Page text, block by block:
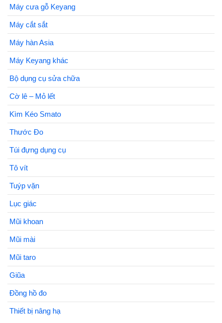
Máy cưa gỗ Keyang
Máy cắt sắt
Máy hàn Asia
Máy Keyang khác
Bộ dụng cụ sửa chữa
Cờ lê – Mỏ lết
Kìm Kéo Smato
Thước Đo
Túi đựng dụng cụ
Tô vít
Tuýp vặn
Lục giác
Mũi khoan
Mũi mài
Mũi taro
Giũa
Đồng hồ đo
Thiết bị nâng hạ